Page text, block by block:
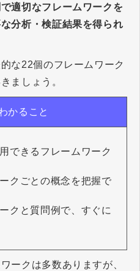
適切なフレームワークを
分析・検証結果を得られ
な22個のフレームワーク
ましょう。
かること
できるフレームワーク
クごとの概念を把握で
クと質問例で、すぐに
ークは多数ありますが、